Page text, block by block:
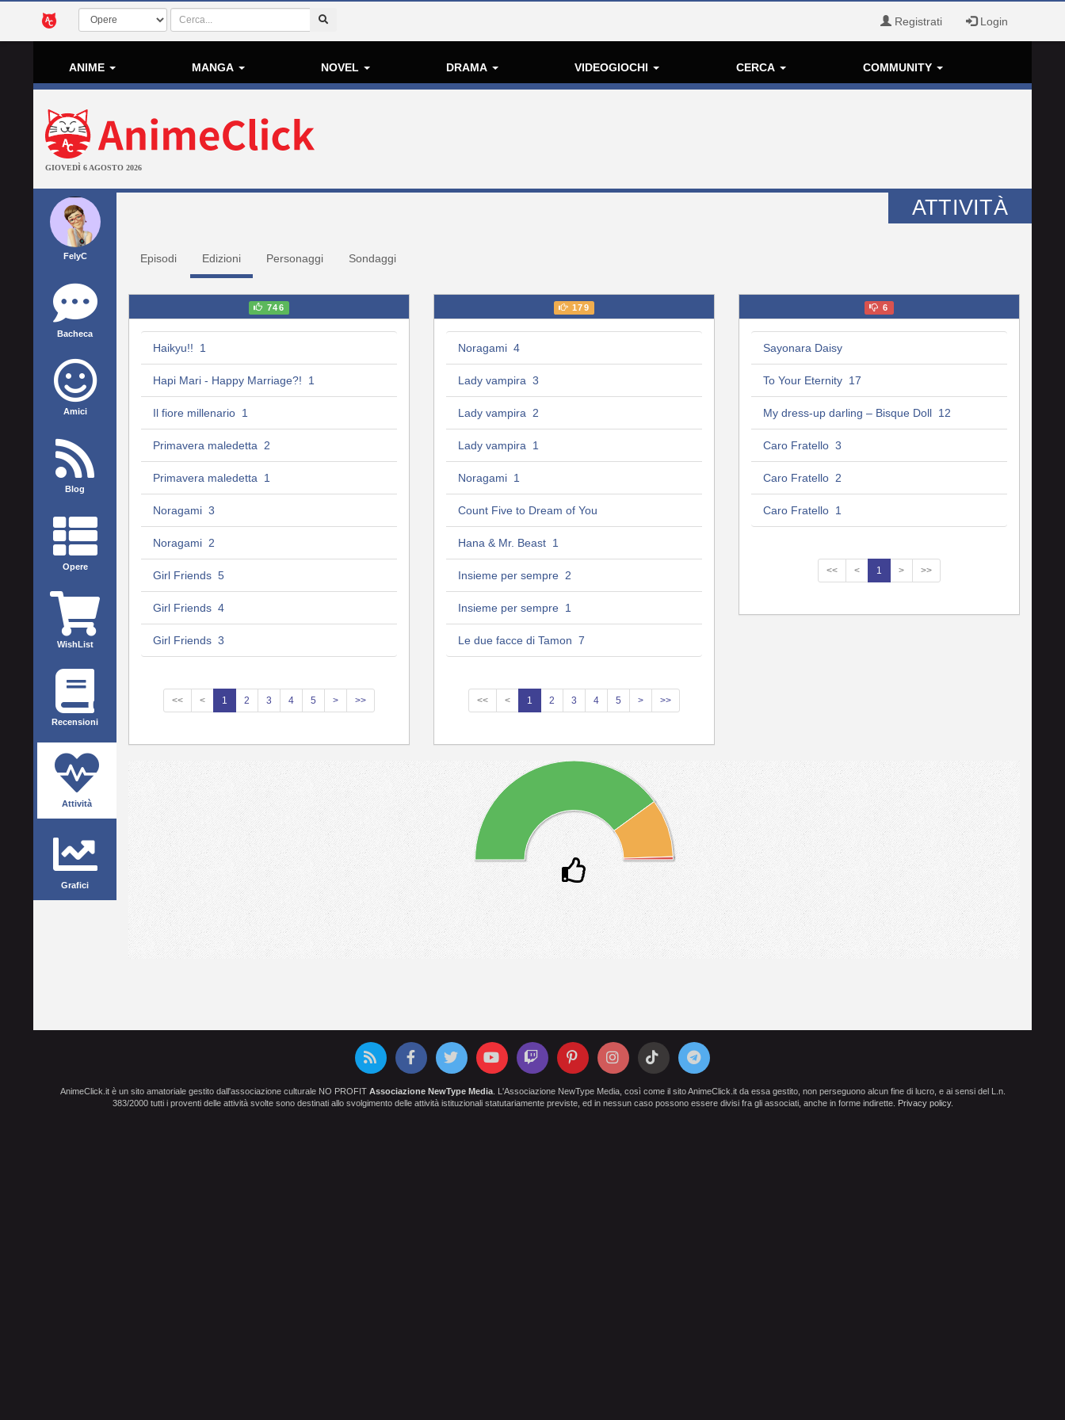
Registrati Login
ANIME MANGA NOVEL DRAMA VIDEOGIOCHI CERCA COMMUNITY
GIOVEDÌ 6 AGOSTO 2026
FelyC
Bacheca
Amici
Blog
Opere
WishList
Recensioni
Attività
Grafici
ATTIVITÀ
Episodi Edizioni Personaggi Sondaggi
746
Haikyu!! 1
Hapi Mari - Happy Marriage?! 1
Il fiore millenario 1
Primavera maledetta 2
Primavera maledetta 1
Noragami 3
Noragami 2
Girl Friends 5
Girl Friends 4
Girl Friends 3
<< < 1 2 3 4 5 > >>
179
Noragami 4
Lady vampira 3
Lady vampira 2
Lady vampira 1
Noragami 1
Count Five to Dream of You
Hana & Mr. Beast 1
Insieme per sempre 2
Insieme per sempre 1
Le due facce di Tamon 7
<< < 1 2 3 4 5 > >>
6
Sayonara Daisy
To Your Eternity 17
My dress-up darling – Bisque Doll 12
Caro Fratello 3
Caro Fratello 2
Caro Fratello 1
<< < 1 > >>
AnimeClick.it è un sito amatoriale gestito dall'associazione culturale NO PROFIT Associazione NewType Media. L'Associazione NewType Media, così come il sito AnimeClick.it da essa gestito, non perseguono alcun fine di lucro, e ai sensi del L.n.
383/2000 tutti i proventi delle attività svolte sono destinati allo svolgimento delle attività istituzionali statutariamente previste, ed in nessun caso possono essere divisi fra gli associati, anche in forme indirette. Privacy policy.